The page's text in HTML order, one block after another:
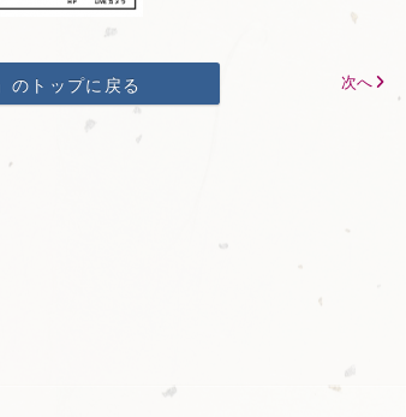
のトップに戻る 次へ